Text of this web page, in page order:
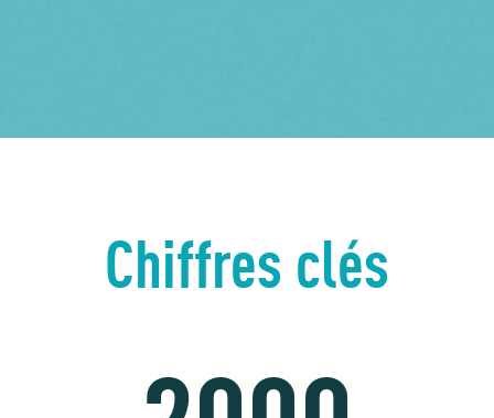
Chiffres clés